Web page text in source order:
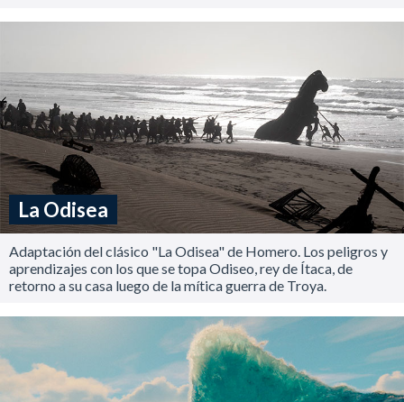
La Odisea
Adaptación del clásico "La Odisea" de Homero. Los peligros y
aprendizajes con los que se topa Odiseo, rey de Ítaca, de
retorno a su casa luego de la mítica guerra de Troya.